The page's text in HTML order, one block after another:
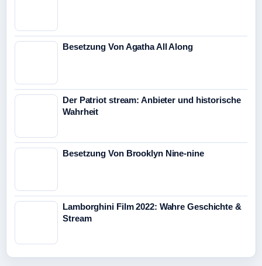
Besetzung Von Agatha All Along
Der Patriot stream: Anbieter und historische
Wahrheit
Besetzung Von Brooklyn Nine-nine
Lamborghini Film 2022: Wahre Geschichte &
Stream